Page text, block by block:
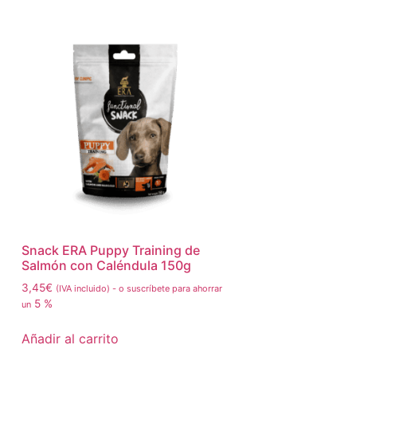
Snack ERA Puppy Training de
Salmón con Caléndula 150g
3,45€ (IVA incluido) - o suscríbete para ahorrar
un 5 %
Añadir al carrito